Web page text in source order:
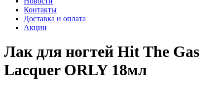
Контакты
Доставка и оплата
Акции
Лак для ногтей Hit The Gas
Lacquer ORLY 18мл